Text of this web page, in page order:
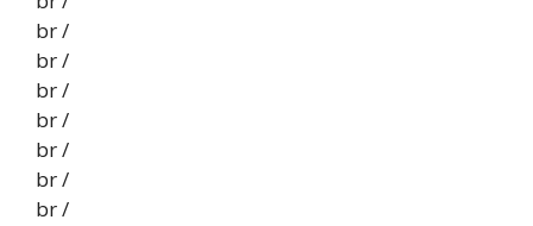
br /
br /
br /
br /
br /
br /
br /